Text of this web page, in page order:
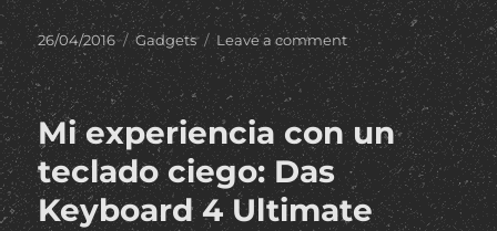
Posted
on
26/04/2016 Categories
Gadgets Leave a commenton
Un
“gadget”
mágico:
el
Slope
de
Dekke
Mi experiencia con un
teclado ciego: Das
Keyboard 4 Ultimate